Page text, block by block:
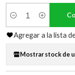
Cantidad
Agregar a la lista
Mostrar stock de